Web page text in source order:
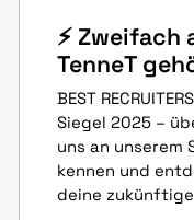
⚡
TenneT
BEST
Siegel 2025 –
uns an unserem
kennen und
deine